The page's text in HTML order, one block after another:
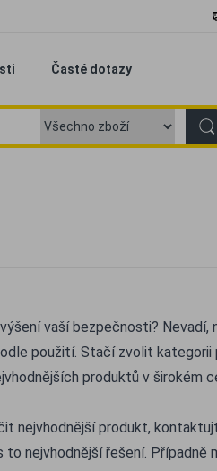
Časté dotazy
vaší bezpečnosti? Nevadí,
použití. Stačí zvolit kategorii
produktů v širokém
nejvhodnější produkt,
to nejvhodnější řešení. Případně